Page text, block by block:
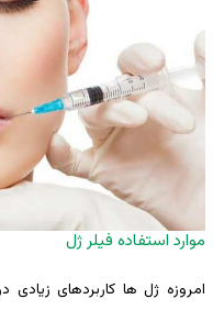
موارد استفاده فیلر ژل
امروزه ژل ها کاربردهای